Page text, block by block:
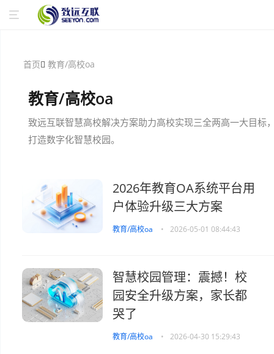
首页 教育/高校oa
教育/高校oa
致远互联智慧高校解决方案助力高校实现三全两高一大目标
打造数字化智慧校园。
2026年教育OA系统平台用
户体验升级三大方案
教育/高校oa • 2026-05-01 08:44:43
智慧校园管理：震撼！校
园安全升级方案，家长都
哭了
教育/高校oa • 2026-04-30 15:29:43